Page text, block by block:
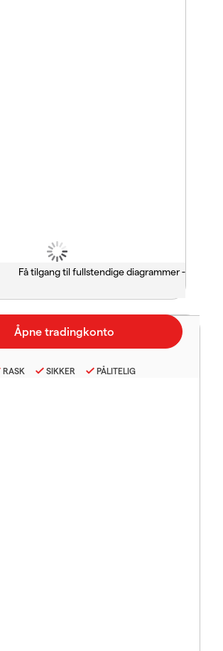
Få tilgang til fullstendige diagrammer -
RASK SIKKER PÅLITELIG